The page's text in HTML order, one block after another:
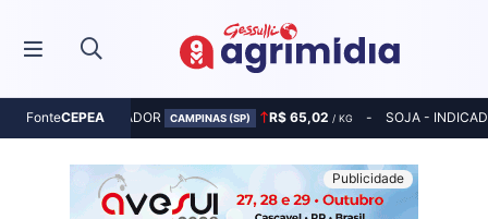
FonteCEPEA
MILHO - INDICADOR CAMPINAS (SP) R$ 65,02 / KG SOJA -